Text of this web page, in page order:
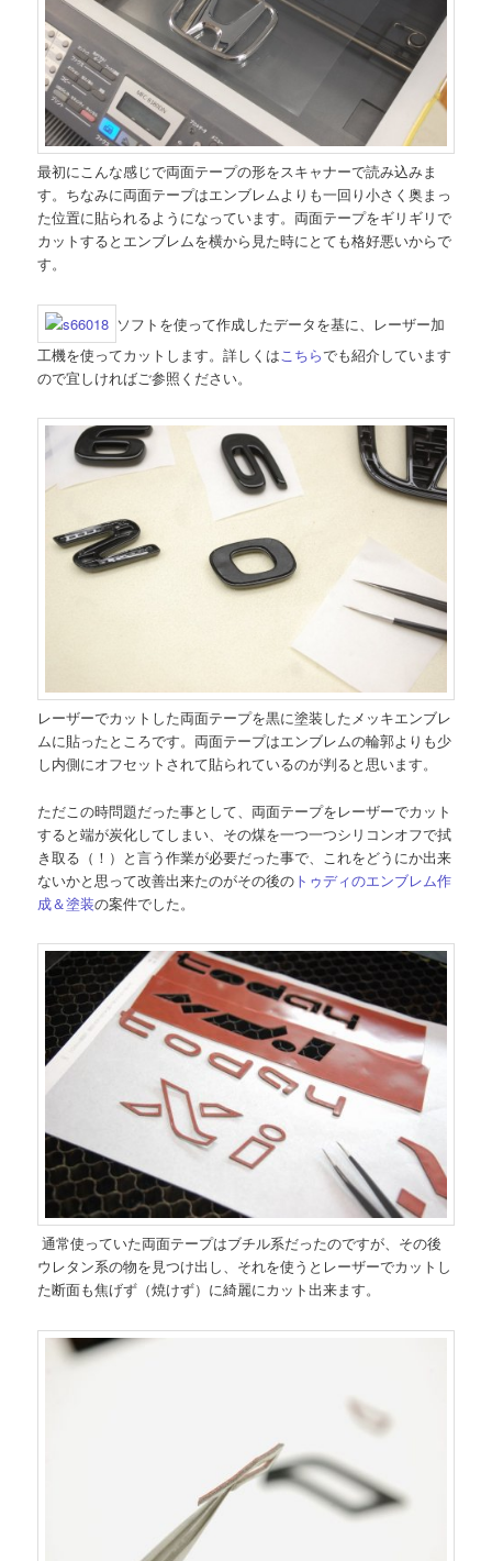
最初にこんな感じで両面テープの形をスキャナーで読み込みま
す。ちなみに両面テープはエンブレムよりも一回り小さく奥まっ
た位置に貼られるようになっています。両面テープをギリギリで
カットするとエンブレムを横から見た時にとても格好悪いからで
す。
ソフトを使って作成したデータを基に、レーザー加
工機を使ってカットします。詳しくは こちらでも紹介しています
ので宜しければご参照ください。
レーザーでカットした両面テープを黒に塗装したメッキエンブレ
ムに貼ったところです。両面テープはエンブレムの輪郭よりも少
し内側にオフセットされて貼られているのが判ると思います。
ただこの時問題だった事として、両面テープをレーザーでカット
すると端が炭化してしまい、その煤を一つ一つシリコンオフで拭
き取る（！）と言う作業が必要だった事で、これをどうにか出来
ないかと思って改善出来たのがその後の トゥディのエンブレム作
成＆塗装の案件でした。
通常使っていた両面テープはブチル系だったのですが、その後
ウレタン系の物を見つけ出し、それを使うとレーザーでカットし
た断面も焦げず（焼けず）に綺麗にカット出来ます。